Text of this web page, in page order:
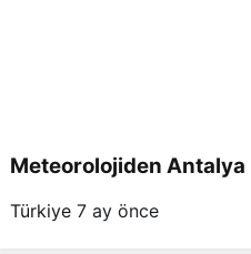
Meteorolojiden Antalya
Türkiye 7 ay önce